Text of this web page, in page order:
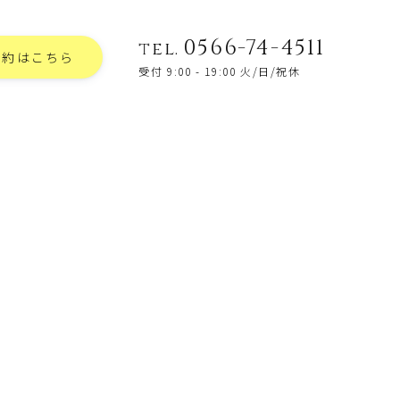
はこちら tel. 0566-74-4511
受付 9:00 - 19:00 火/日/祝休